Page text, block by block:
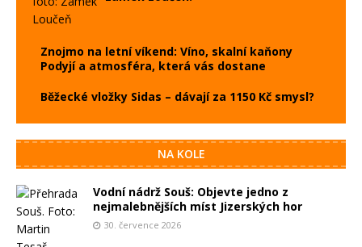
Znojmo na letní víkend: Víno, skalní kaňony
Podyjí a atmosféra, která vás dostane
Běžecké vložky Sidas – dávají za 1150 Kč smysl?
NA KOLE
Vodní nádrž Souš: Objevte jedno z
nejmalebnějších míst Jizerských hor
30. července 2026